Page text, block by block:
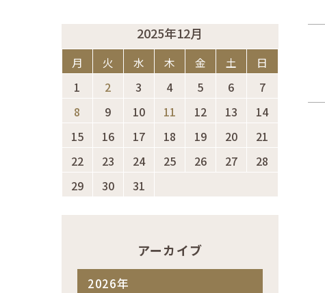
2025年12月
月 火 水 木 金 土
日
1
2 3 4 5 6
7
8
9 10 11 12 13
14
15
16 17 18 19 20
21
22
23 24 25 26 27
28
29
30 31
アーカイブ
2026年